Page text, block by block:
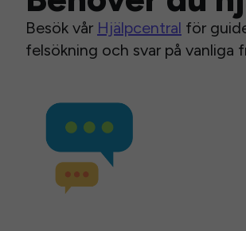
Besök vår Hjälpcentral för
felsökning och svar på vanliga